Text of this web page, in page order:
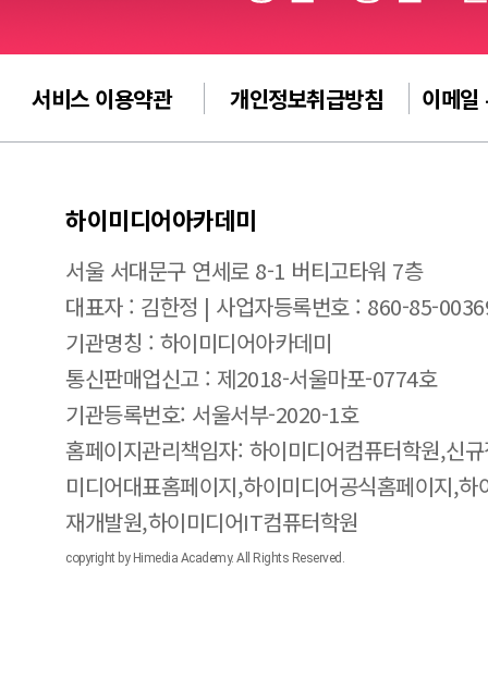
서비스 이용약관 개인정보취급방침 이메일
하이미디어아카데미
서울 서대문구 연세로 8-1 버티고타워 7층
대표자 : 김한정 | 사업자등록번호 : 860-85-
기관명칭 : 하이미디어아카데미
통신판매업신고 : 제2018-서울마포-0774호
기관등록번호: 서울서부-2020-1호
홈페이지관리책임자: 하이미디어컴퓨터학원,신
미디어대표홈페이지,하이미디어공식홈페이지,
재개발원,하이미디어IT컴퓨터학원
copyright by Himedia Academy. All Rights Reserved.